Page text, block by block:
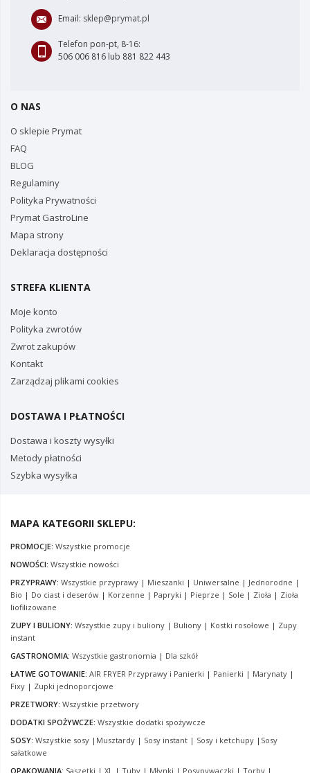
Email: sklep@prymat.pl
Telefon pon-pt, 8-16:
506 006 816 lub 881 822 443
O NAS
O sklepie Prymat
FAQ
BLOG
Regulaminy
Polityka Prywatności
Prymat GastroLine
Mapa strony
Deklaracja dostępności
STREFA KLIENTA
Moje konto
Polityka zwrotów
Zwrot zakupów
Kontakt
Zarządzaj plikami cookies
DOSTAWA I PŁATNOŚCI
Dostawa i koszty wysyłki
Metody płatności
Szybka wysyłka
MAPA KATEGORII SKLEPU:
PROMOCJE: Wszystkie promocje
NOWOŚCI: Wszystkie nowości
PRZYPRAWY: Wszystkie przyprawy | Mieszanki | Uniwersalne | Jednorodne |
Bio | Do ciast i deserów | Korzenne | Papryki | Pieprze | Sole | Zioła | Zioła
liofilizowane
ZUPY I BULIONY: Wszystkie zupy i buliony | Buliony | Kostki rosołowe | Zupy
instant
GASTRONOMIA: Wszystkie gastronomia | Dla szkół
ŁATWE GOTOWANIE: AIR FRYER Przyprawy i Panierki | Panierki | Marynaty |
Fixy | Zupki jednoporcjowe
PRZETWORY: Wszystkie przetwory
DODATKI SPOŻYWCZE: Wszystkie dodatki spożywcze
SOSY: Wszystkie sosy | Musztardy | Sosy instant | Sosy i ketchupy | Sosy
sałatkowe
OPAKOWANIA: Saszetki | XL | Tuby | Młynki | Posypywaczki | Torby |